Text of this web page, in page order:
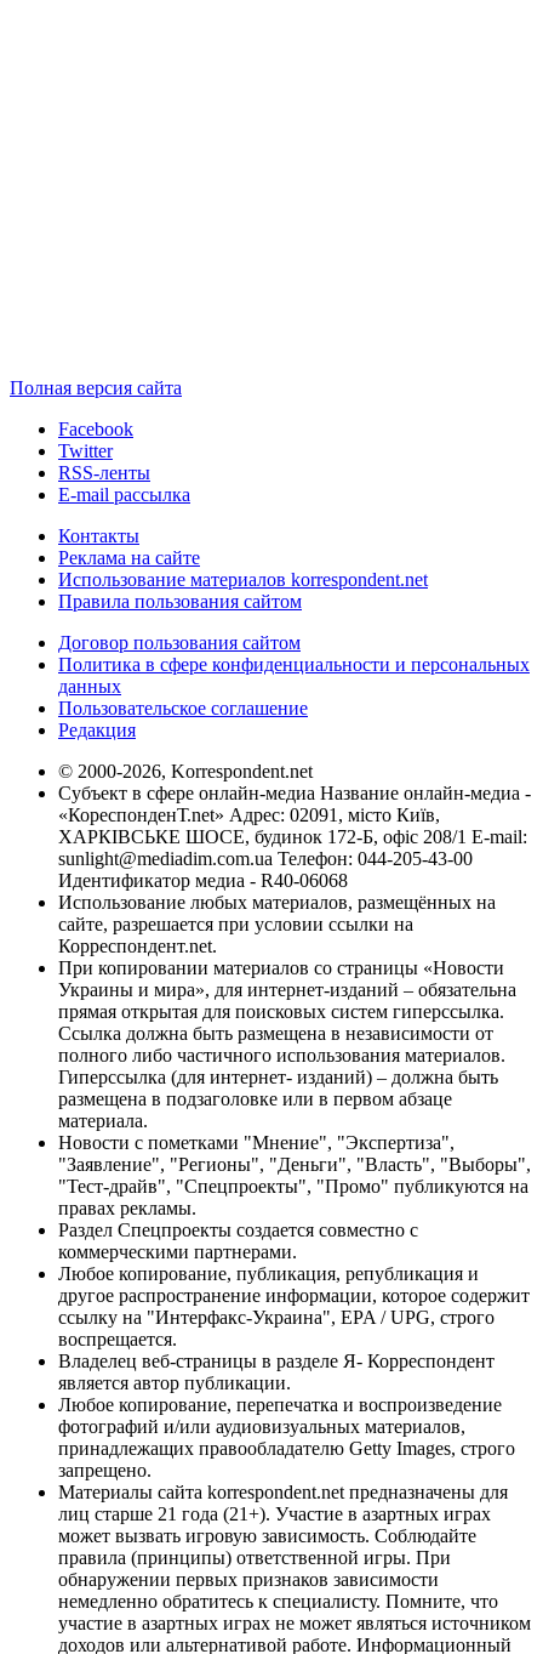
Полная версия сайта
Facebook
Twitter
RSS-ленты
E-mail рассылка
Контакты
Реклама на сайте
Использование материалов korrespondent.net
Правила пользования сайтом
Договор пользования сайтом
Политика в сфере конфиденциальности и персональных
данных
Пользовательское соглашение
Редакция
© 2000-2026, Korrespondent.net
Субъект в сфере онлайн-медиа Название онлайн-медиа -
«КореспонденТ.net» Адрес: 02091, місто Київ,
ХАРКІВСЬКЕ ШОСЕ, будинок 172-Б, офіс 208/1 E-mail:
sunlight@mediadim.com.ua Телефон: 044-205-43-00
Идентификатор медиа - R40-06068
Использование любых материалов, размещённых на
сайте, разрешается при условии ссылки на
Корреспондент.net.
При копировании материалов со страницы «Новости
Украины и мира», для интернет-изданий – обязательна
прямая открытая для поисковых систем гиперссылка.
Ссылка должна быть размещена в независимости от
полного либо частичного использования материалов.
Гиперссылка (для интернет- изданий) – должна быть
размещена в подзаголовке или в первом абзаце
материала.
Новости с пометками "Мнение", "Экспертиза",
"Заявление", "Регионы", "Деньги", "Власть", "Выборы",
"Тест-драйв", "Спецпроекты", "Промо" публикуются на
правах рекламы.
Раздел Спецпроекты создается совместно с
коммерческими партнерами.
Любое копирование, публикация, републикация и
другое распространение информации, которое содержит
ссылку на "Интерфакс-Украина", EPA / UPG, строго
воспрещается.
Владелец веб-страницы в разделе Я- Корреспондент
является автор публикации.
Любое копирование, перепечатка и воспроизведение
фотографий и/или аудиовизуальных материалов,
принадлежащих правообладателю Getty Images, строго
запрещено.
Материалы сайта korrespondent.net предназначены для
лиц старше 21 года (21+). Участие в азартных играх
может вызвать игровую зависимость. Соблюдайте
правила (принципы) ответственной игры. При
обнаружении первых признаков зависимости
немедленно обратитесь к специалисту. Помните, что
участие в азартных играх не может являться источником
доходов или альтернативой работе. Информационный